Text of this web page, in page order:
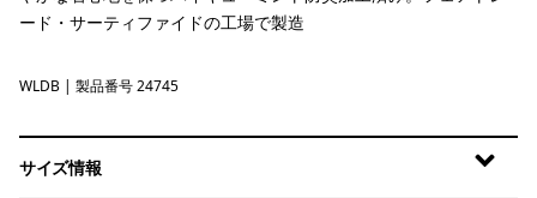
ード・サーティファイドの工場で製造
Wetland Blue
WLDB | 製品番号 24745
サイズ情報